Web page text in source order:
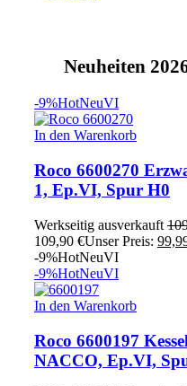
Neuheiten
-9%HotNeuVI
In den Warenkorb
Roco 6600270
1, Ep.VI, Spur H0
Werkseitig ausverkauft
109,90 €Unser Preis:
-9%HotNeuVI
-9%HotNeuVI
In den Warenkorb
Roco 6600197
NACCO, Ep.VI,